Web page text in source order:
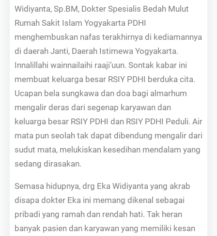
Widiyanta, Sp.BM, Dokter Spesialis Bedah Mulut
Rumah Sakit Islam Yogyakarta PDHI
menghembuskan nafas terakhirnya di kediamannya
di daerah Janti, Daerah Istimewa Yogyakarta.
Innalillahi wainnailaihi raaji’uun. Sontak kabar ini
membuat keluarga besar RSIY PDHI berduka cita.
Ucapan bela sungkawa dan doa bagi almarhum
mengalir deras dari segenap karyawan dan
keluarga besar RSIY PDHI dan RSIY PDHI Peduli. Air
mata pun seolah tak dapat dibendung mengalir dari
sudut mata, melukiskan kesedihan mendalam yang
sedang dirasakan.
Semasa hidupnya, drg Eka Widiyanta yang akrab
disapa dokter Eka ini memang dikenal sebagai
pribadi yang ramah dan rendah hati. Tak heran
banyak pasien dan karyawan yang memiliki kesan